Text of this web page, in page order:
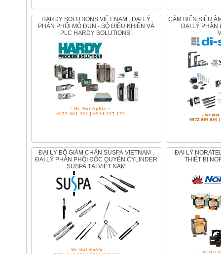
HARDY SOLUTIONS VIỆT NAM , ĐẠI LÝ
PHÂN PHỐI MÔ ĐUN - BỘ ĐIỀU KHIỂN VÀ
PLC HARDY SOLUTIONS.
CẢM BIẾN SIÊU ÂM DI-SORIC TẠI VIỆT NAM ,
ĐẠI LÝ PHÂN
ĐẠI LÝ BỘ GIẢM CHẤN SUSPA VIETNAM ,
ĐẠI LÝ PHÂN PHỐI ĐỘC QUYỀN CYLINDER
SUSPA TẠI VIỆT NAM
ĐẠI LÝ NORATEL VIETNAM , PHÂN PHỐI
THIẾT BỊ